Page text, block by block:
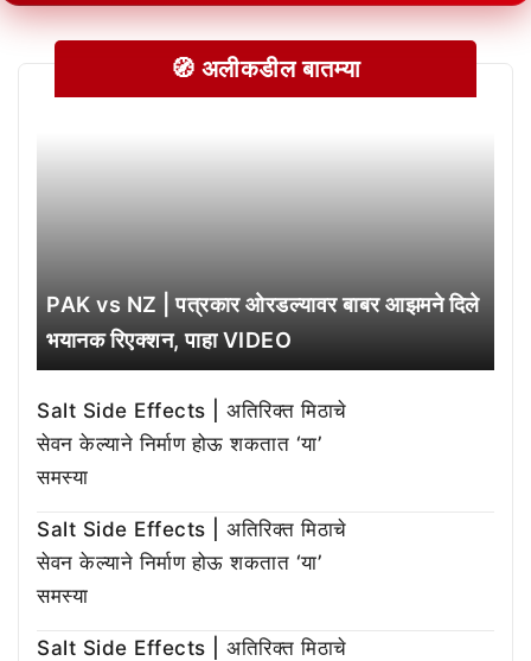
🧭 अलीकडील बातम्या
PAK vs NZ | पत्रकार ओरडल्यावर बाबर आझमने दिले
भयानक रिएक्शन, पाहा VIDEO
Salt Side Effects | अतिरिक्त मिठाचे
सेवन केल्याने निर्माण होऊ शकतात ‘या’
समस्या
Salt Side Effects | अतिरिक्त मिठाचे
सेवन केल्याने निर्माण होऊ शकतात ‘या’
समस्या
Salt Side Effects | अतिरिक्त मिठाचे